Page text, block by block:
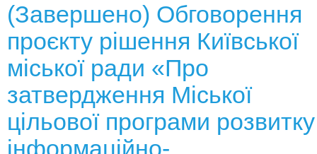
(Завершено) Обговорення
проєкту рішення Київської
міської ради «Про
затвердження Міської
цільової програми розвитку
інформаційно-